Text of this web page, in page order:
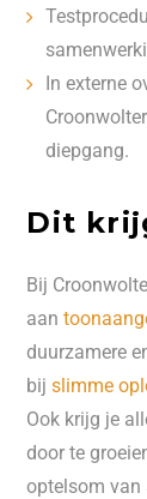
In externe
diepgang.
Dit
Bij
aan
duurzamere
bijslimme
Ook krijg je
door te
optelsom van